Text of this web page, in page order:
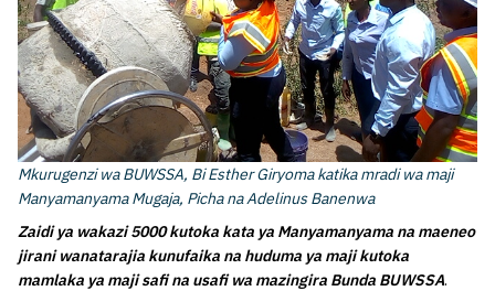
Mkurugenzi wa BUWSSA, Bi Esther Giryoma katika mradi wa maji
Manyamanyama Mugaja, Picha na Adelinus Banenwa
Zaidi ya wakazi 5000 kutoka kata ya Manyamanyama na maeneo
jirani wanatarajia kunufaika na huduma ya maji kutoka
mamlaka ya maji safi na usafi wa mazingira Bunda BUWSSA.